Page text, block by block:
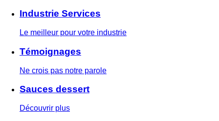
Industrie Services
Le meilleur pour votre industrie
Témoignages
Ne crois pas notre parole
Sauces dessert
Découvrir plus